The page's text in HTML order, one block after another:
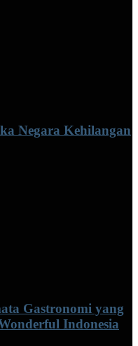
Negara Kehilangan
Gastronomi yang
Indonesia